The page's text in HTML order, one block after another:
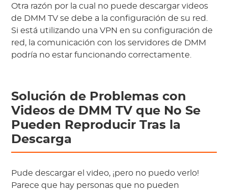
Otra razón por la cual no puede descargar videos
de DMM TV se debe a la configuración de su red.
Si está utilizando una VPN en su configuración de
red, la comunicación con los servidores de DMM
podría no estar funcionando correctamente.
Solución de Problemas con
Videos de DMM TV que No Se
Pueden Reproducir Tras la
Descarga
Pude descargar el video, ¡pero no puedo verlo!
Parece que hay personas que no pueden